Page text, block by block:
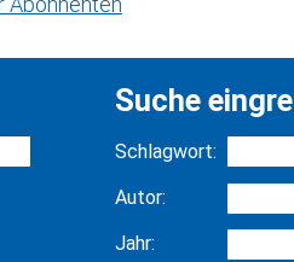
Suche
Schlagwort:
Autor:
Jahr: